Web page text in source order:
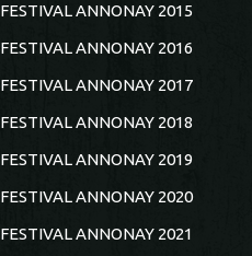
FESTIVAL ANNONAY 2015
FESTIVAL ANNONAY 2016
FESTIVAL ANNONAY 2017
FESTIVAL ANNONAY 2018
FESTIVAL ANNONAY 2019
FESTIVAL ANNONAY 2020
FESTIVAL ANNONAY 2021